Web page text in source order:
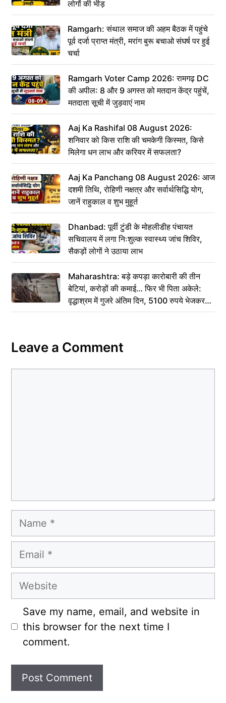
लोगों की भीड़
Ramgarh: संथाल समाज की अहम बैठक में पहुंचे
पूर्व दर्जा प्राप्त मंत्री, मरांग बुरू बचाओ संघर्ष पर हुई
चर्चा
Ramgarh Voter Camp 2026: रामगढ़ DC
की अपील: 8 और 9 अगस्त को मतदान केंद्र पहुंचें,
मतदाता सूची में जुड़वाएं नाम
Aaj Ka Rashifal 08 August 2026:
शनिवार को किस राशि की चमकेगी किस्मत, किसे
मिलेगा धन लाभ और करियर में सफलता?
Aaj Ka Panchang 08 August 2026: आज
दशमी तिथि, रोहिणी नक्षत्र और सर्वार्थसिद्धि योग,
जानें राहुकाल व शुभ मुहूर्त
Dhanbad: पूर्वी टुंडी के मोहलीडीह पंचायत
सचिवालय में लगा निःशुल्क स्वास्थ्य जांच शिविर,
सैकड़ों लोगों ने उठाया लाभ
Maharashtra: बड़े कपड़ा कारोबारी की तीन
बेटियां, करोड़ों की कमाई… फिर भी पिता अकेले:
वृद्धाश्रम में गुजरे अंतिम दिन, 5100 रुपये भेजकर
कहा– अंतिम संस्कार कर दीजिए हम नहीं आ पाएंगे
Leave a Comment
Name
Email
Website
Save my name, email, and website in
this browser for the next time I
comment.